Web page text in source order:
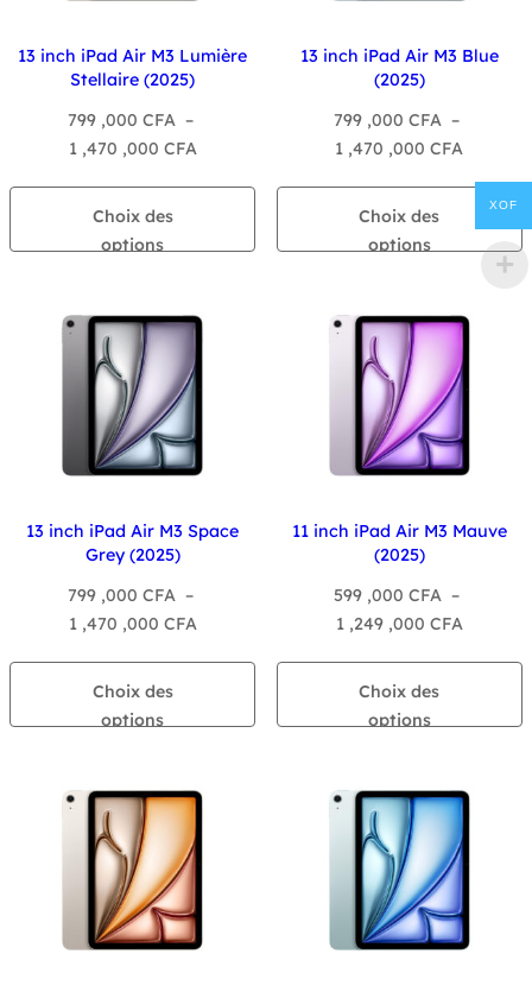
13 inch iPad Air M3 Lumière
Stellaire (2025)
799 ,000 CFA –
1 ,470 ,000 CFAPlage
1
Choix des
options
13 inch iPad Air M3 Blue
(2025)
799 ,000CFA –
1 ,470 ,000CFA
prix :
799
,000
1
Choix des
options
13 inch iPad Air M3 Space
Grey (2025)
799 ,000 CFA –
1 ,470 ,000 CFAPlage
1
Choix des
options
11 inch iPad Air M3 Mauve
(2025)
599 ,000CFA –
1 ,249 ,000 CFAPlage
1
,000
Choix des
options
XOF